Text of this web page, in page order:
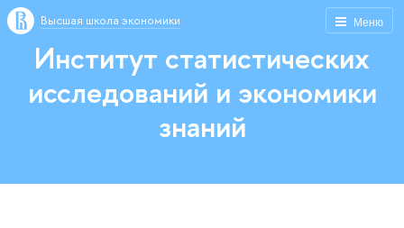
Меню
Высшая школа экономики
Институт статистических
исследований и экономики
знаний